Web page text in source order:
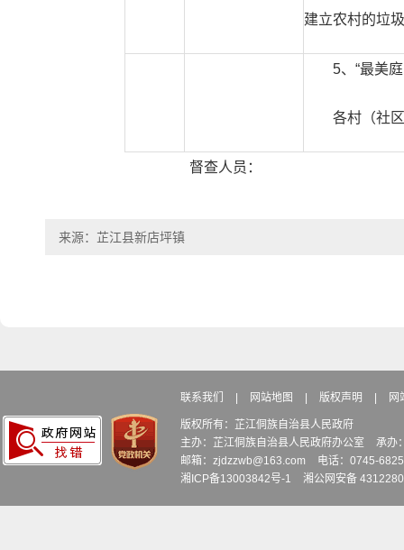
建立农村的垃
5、“最美
各村（社
督查人员：
来源：芷江县新店坪镇
联系我们 | 网站地图 | 版权声明 | 网
版权所有：芷江侗族自治县人民政府
主办：芷江侗族自治县人民政府办公室
承办
邮箱：zjdzzwb@163.com
电话：0745-
湘ICP备13003842号-1
湘公网安备